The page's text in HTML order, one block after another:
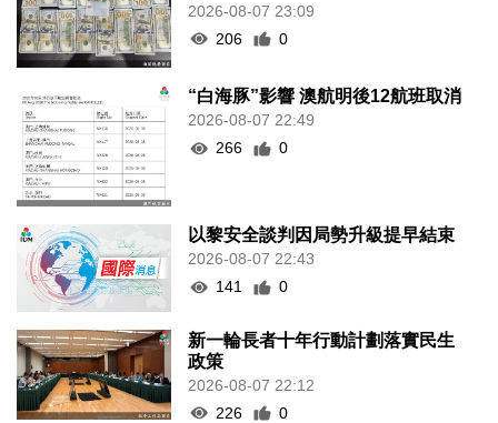
2026-08-07 23:09
206
0
“白海豚”影響 澳航明後12航班取消
2026-08-07 22:49
266
0
以黎安全談判因局勢升級提早結束
2026-08-07 22:43
141
0
新一輪長者十年行動計劃落實民生
政策
2026-08-07 22:12
226
0